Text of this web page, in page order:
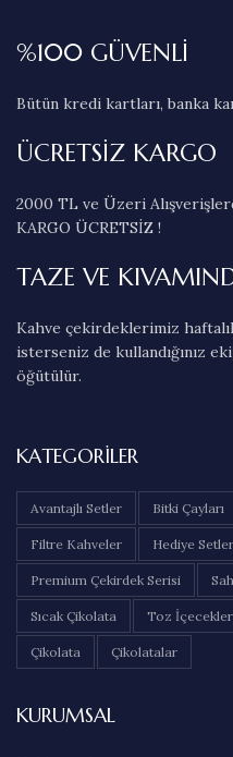
%100 GÜVENLİ
Bütün kredi kartları, banka
ÜCRETSİZ KARGO
2000 TL ve Üzeri
KARGO ÜCRETSİZ !
TAZE VE
Kahve çekirdeklerimiz
isterseniz de kullandığınız
öğütülür.
KATEGORILER
Avantajlı Setler Bitki Çayları
Filtre Kahveler Hediye
Premium Çekirdek Serisi
Sıcak Çikolata Toz İçecekler
Çikolata Çikolatalar
KURUMSAL